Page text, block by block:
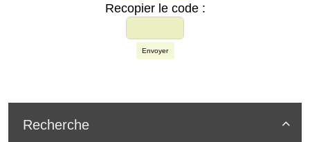
Recopier le code :
Envoyer

Recherche